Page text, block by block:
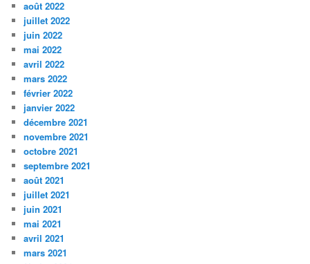
août 2022
juillet 2022
juin 2022
mai 2022
avril 2022
mars 2022
février 2022
janvier 2022
décembre 2021
novembre 2021
octobre 2021
septembre 2021
août 2021
juillet 2021
juin 2021
mai 2021
avril 2021
mars 2021